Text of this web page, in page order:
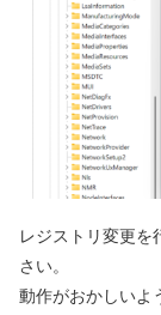
レジストリ変更を
さい。
動作がおかしいよ